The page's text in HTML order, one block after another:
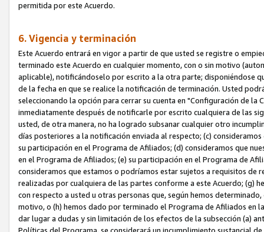
permitida por este Acuerdo.
6. Vigencia y terminación
Este Acuerdo entrará en vigor a partir de que usted se registre o
terminado este Acuerdo en cualquier momento, con o sin motivo
aplicable), notificándoselo por escrito a la otra parte; disponiéndose
de la fecha en que se realice la notificación de terminación. Usted
seleccionando la opción para cerrar su cuenta en "Configuración de
inmediatamente después de notificarle por escrito cualquiera de las
usted, de otra manera, no ha logrado subsanar cualquier otro
días posteriores a la notificación enviada al respecto; (c)
su participación en el Programa de Afiliados; (d) consideramos que
en el Programa de Afiliados; (e) su participación en el Programa de
consideramos que estamos o podríamos estar sujetos a requisitos de
realizadas por cualquiera de las partes conforme a este Acuerdo; (g)
con respecto a usted u otras personas que, según hemos
motivo, o (h) hemos dado por terminado el Programa de Afiliados en
dar lugar a dudas y sin limitación de los efectos de la subsección (a)
Políticas del Programa, se considerará un incumplimiento sustancial